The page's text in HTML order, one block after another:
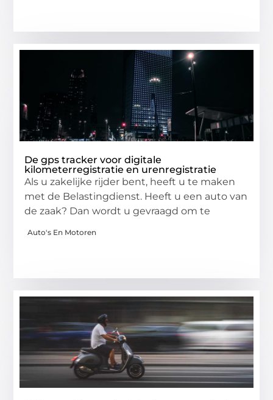
De gps tracker voor digitale
kilometerregistratie en urenregistratie
Als u zakelijke rijder bent, heeft u te maken
met de Belastingdienst. Heeft u een auto van
de zaak? Dan wordt u gevraagd om te
Auto's En Motoren